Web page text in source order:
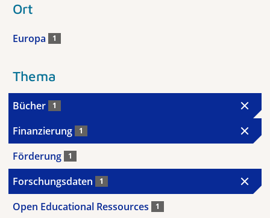
Ort
Europa 1
Thema
Bücher 1
Finanzierung 1
Förderung 1
Forschungsdaten 1
Open Educational Ressources 1